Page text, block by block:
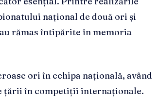
național de două ori și
rămas întipărite în memoria
ori în echipa națională, având
țării în competiții internaționale.